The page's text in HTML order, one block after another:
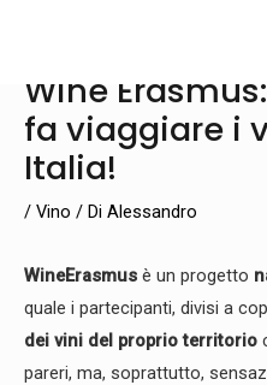
contenuto
Wine
fa viaggiare i
Italia!
/ Vino / Di Alessandro
WineErasmus è un progetto
quale i partecipanti, divisi a
dei vini del proprio territorio
pareri, ma, soprattutto,